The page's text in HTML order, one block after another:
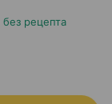
без рецепта